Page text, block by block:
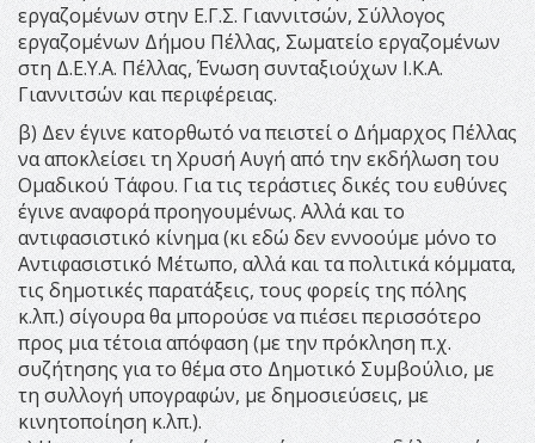
εργαζομένων στην Ε.Γ.Σ. Γιαννιτσών, Σύλλογος
εργαζομένων Δήμου Πέλλας, Σωματείο εργαζομένων
στη Δ.Ε.Υ.Α. Πέλλας, Ένωση συνταξιούχων Ι.Κ.Α.
Γιαννιτσών και περιφέρειας.
β) Δεν έγινε κατορθωτό να πειστεί ο Δήμαρχος Πέλλας
να αποκλείσει τη Χρυσή Αυγή από την εκδήλωση του
Ομαδικού Τάφου. Για τις τεράστιες δικές του ευθύνες
έγινε αναφορά προηγουμένως. Αλλά και το
αντιφασιστικό κίνημα (κι εδώ δεν εννοούμε μόνο το
Αντιφασιστικό Μέτωπο, αλλά και τα πολιτικά κόμματα,
τις δημοτικές παρατάξεις, τους φορείς της πόλης
κ.λπ.) σίγουρα θα μπορούσε να πιέσει περισσότερο
προς μια τέτοια απόφαση (με την πρόκληση π.χ.
συζήτησης για το θέμα στο Δημοτικό Συμβούλιο, με
τη συλλογή υπογραφών, με δημοσιεύσεις, με
κινητοποίηση κ.λπ.).